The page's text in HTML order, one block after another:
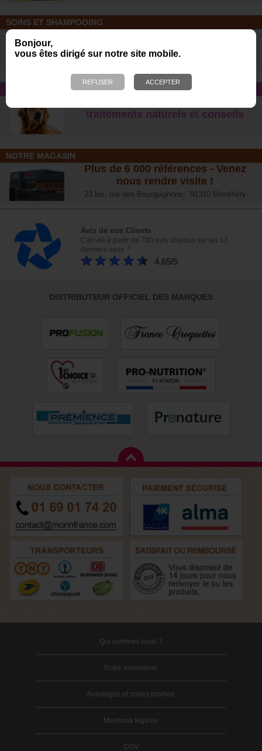
Bonjour,
vous êtes dirigé sur notre site mobile.
SOINS ET SHAMPOOING
votre chien !
CONSEIL SANTÉ
traitements naturels et conseil s
NOTRE MAGASIN
Plus de 6 000 références - Venez
nous rendre visite !
23 bis, rue des Bourguignons, 91310 Montlhéry
Avis de nos Clients
Calculé à partir de 700 avis obtenus sur les 12
derniers mois. *
4.65/5
DISTRIBUTEUR OFFICIEL DES MARQUES
Qui sommes nous ?
Notre animalerie
Avantages et codes promos
Mentions légales
CGV